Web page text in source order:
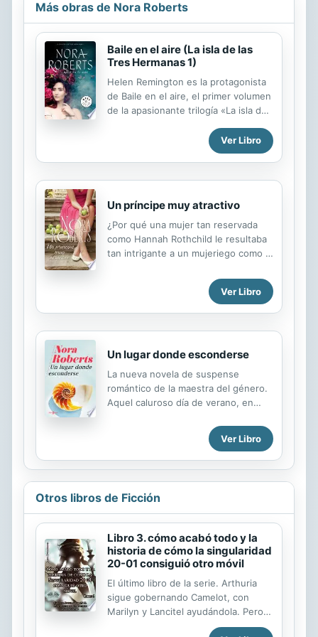
Más obras de Nora Roberts
Baile en el aire (La isla de las
Tres Hermanas 1)
Helen Remington es la protagonista
de Baile en el aire, el primer volumen
de la apasionante trilogía «La isla de
Massachussets, 1962. La caza de
brujas ha comenzado. Fuego
Tierra y Aire no podrán salvarse con
final para irse en un trocito de tierra
que tanto aman... Así nace la isla de
las Tres Hermanas. Isla de las Tres
Hermanas, 2001. Helen Remington,
escapar de su violento marido
fingiendo su propia muerte y se ha
Ver Libro
Un príncipe muy atractivo
¿Por qué una mujer tan reservada
como Hannah Rothchild le resultaba
tan intrigante a un mujeriego como el
intuía que tenía una misión secreta...
o quizá fuera sencillamente que
una imaginación tan fértil. Publishers
Ver Libro
Un lugar donde esconderse
La nueva novela de suspense
romántico de la maestra del género.
Aquel caluroso día de verano, en
centro comercial de Rockpoint,
Simone Knox buscó un lugar donde
refugiarse, tal y como le habían
enseñado. Ella tuvo suerte y escapó
la misma. Más de diez años después,
Simone sigue luchando contra el
culpa por seguir viva. Dedica gran
parte de su tiempo a trabajar en sus
cotizadas esculturas en una isla
tranquila frente a la costa de Maine.
Allí conoce a Reed Quartermaine,
otro ...
Ver Libro
Otros libros de Ficción
Libro 3. cómo acabó todo y la
historia de cómo la singularidad
20-01 consiguió otro móvil
El último libro de la serie. Arthuria
sigue gobernando Camelot, con
Marilyn y Lancitel ayudándola. Pero
los barcos de los sajones, liderados